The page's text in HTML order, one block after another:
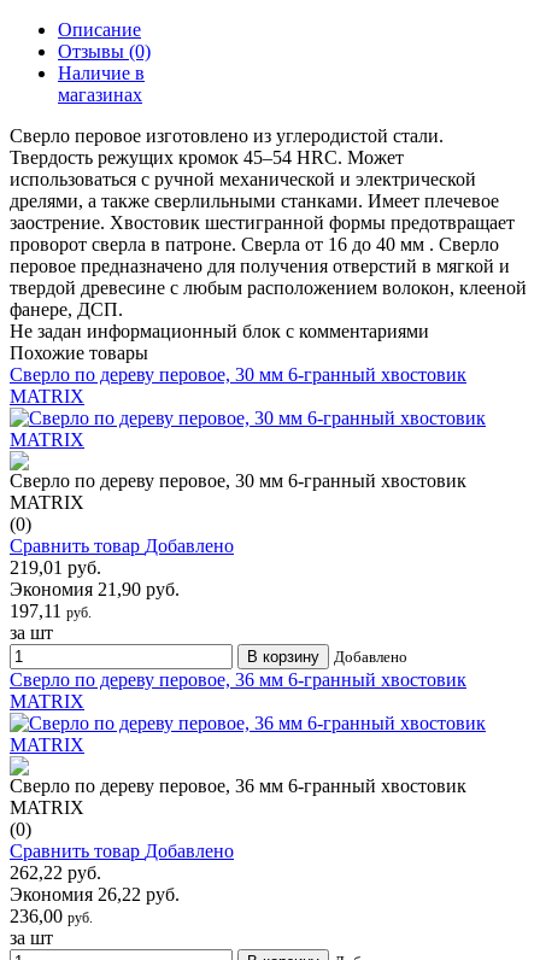
Описание
Отзывы (0)
Наличие в
магазинах
Сверло перовое изготовлено из углеродистой стали.
Твердость режущих кромок 45–54 HRС. Может
использоваться с ручной механической и электрической
дрелями, а также сверлильными станками. Имеет плечевое
заострение. Хвостовик шестигранной формы предотвращает
проворот сверла в патроне. Сверла от 16 до 40 мм . Сверло
перовое предназначено для получения отверстий в мягкой и
твердой древесине с любым расположением волокон, клееной
фанере, ДСП.
Не задан информационный блок с комментариями
Похожие товары
Сверло по дереву перовое, 30 мм 6-гранный хвостовик
MATRIX
Сверло по дереву перовое, 30 мм 6-гранный хвостовик
MATRIX
(0)
Сравнить товар Добавлено
219,01 руб.
Экономия 21,90 руб.
197,11 руб.
за шт
В корзину Добавлено
Сверло по дереву перовое, 36 мм 6-гранный хвостовик
MATRIX
Сверло по дереву перовое, 36 мм 6-гранный хвостовик
MATRIX
(0)
Сравнить товар Добавлено
262,22 руб.
Экономия 26,22 руб.
236,00 руб.
за шт